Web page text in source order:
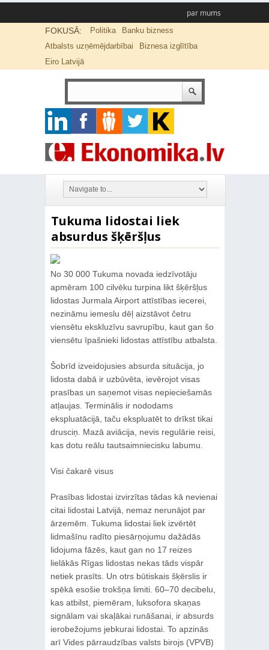
par mums
FOKUSĀ: Politika
Banku bizness
Atbalsts uzņēmējdarbībai
Biznesa izglītība
Eiro Latvijā
Tukuma lidostai liek
absurdus šķēršļus
No 30 000 Tukuma novada iedzīvotāju
apmēram 100 cilvēku turpina likt šķēršļus
lidostas Jurmala Airport attīstības iecerei,
nezināmu iemeslu dēļ aizstāvot četru
viensētu ekskluzīvu savrupību, kaut gan šo
viensētu īpašnieki lidostas attīstību atbalsta.
Šobrīd izveidojusies absurda situācija, jo
lidosta dabā ir uzbūvēta, ievērojot visas
prasības un saņemot visas nepieciešamās
atļaujas. Terminālis ir nododams
ekspluatācijā, taču ekspluatēt to drīkst tikai
drusciņ. Mazā aviācija, nevis regulārie reisi,
kas dotu reālu tautsaimniecisku labumu.
Visi čakarē visus
Prasības lidostai izvirzītas tādas kā nevienai
citai lidostai Latvijā, nemaz nerunājot par
ārzemēm. Tukuma lidostai liek izvērtēt
lidmašīnu radīto piesārņojumu dažādās
lidojuma fāzēs, kaut gan no 17 reizes
lielākās Rīgas lidostas nekas tāds vispār
netiek prasīts. Un otrs būtiskais šķērslis ir
spēkā esošie trokšņa limiti. 60–70 decibelu,
kas atbilst, piemēram, luksofora skaņas
signālam vai skaļākai runāšanai, ir absurds
ierobežojums jebkurai lidostai. To apzinās
arī Vides pārraudzības valsts birojs (VPVB)